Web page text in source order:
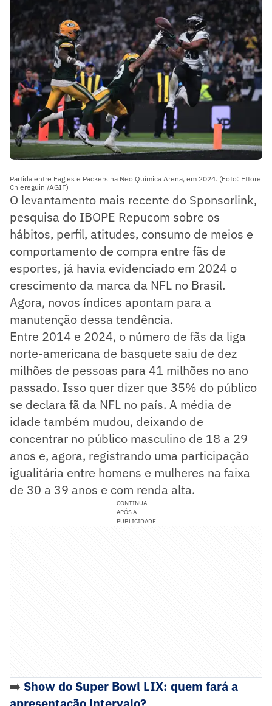
Partida entre Eagles e Packers na Neo Química Arena, em 2024. (Foto: Ettore
Chiereguini/AGIF)
O levantamento mais recente do Sponsorlink,
pesquisa do IBOPE Repucom sobre os
hábitos, perfil, atitudes, consumo de meios e
comportamento de compra entre fãs de
esportes, já havia evidenciado em 2024 o
crescimento da marca da NFL no Brasil.
Agora, novos índices apontam para a
manutenção dessa tendência.
Entre 2014 e 2024, o número de fãs da liga
norte-americana de basquete saiu de dez
milhões de pessoas para 41 milhões no ano
passado. Isso quer dizer que 35% do público
se declara fã da NFL no país. A média de
idade também mudou, deixando de
concentrar no público masculino de 18 a 29
anos e, agora, registrando uma participação
igualitária entre homens e mulheres na faixa
de 30 a 39 anos e com renda alta.
CONTINUA
APÓS A
PUBLICIDADE
➡️ Show do Super Bowl LIX: quem fará a